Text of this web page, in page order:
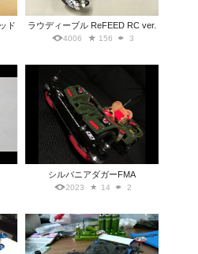
ド
ラウディーブル ReFEED RC ver.
4006 156 3
シルバニアダガーFMA
2023 14 2